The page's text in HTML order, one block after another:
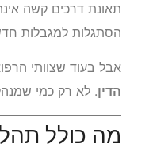
תאונת דרכים קשה
הסתגלות למגבלות
אבל בעוד שצוותי
הדין. לא רק כמי
מה כולל